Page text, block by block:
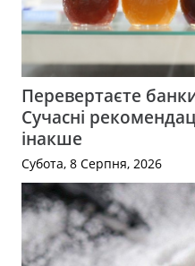
Перевертаєте
Сучасні
інакше
Субота, 8 Серпня, 2026